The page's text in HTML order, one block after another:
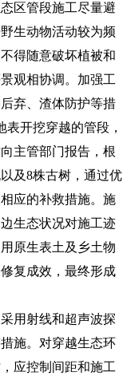
区管段施工尽量避
生动物活动较为频
得随意破坏植被和
观相协调。加强工
弃、渣体防护等措
开挖穿越的管段，
主管部门报告，根
及8株古树，通过优
应的补救措施。施
生态状况对施工迹
原生表土及乡土物
复成效，最终形成
用射线和超声波探
施。对穿越生态环
应控制间距和施工